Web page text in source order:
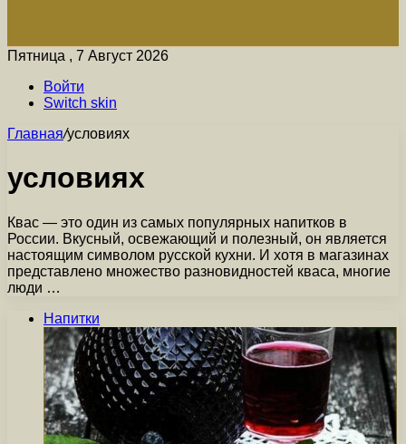
Пятница , 7 Август 2026
Войти
Switch skin
Главная/условиях
условиях
Квас — это один из самых популярных напитков в
России. Вкусный, освежающий и полезный, он является
настоящим символом русской кухни. И хотя в магазинах
представлено множество разновидностей кваса, многие
люди …
Напитки